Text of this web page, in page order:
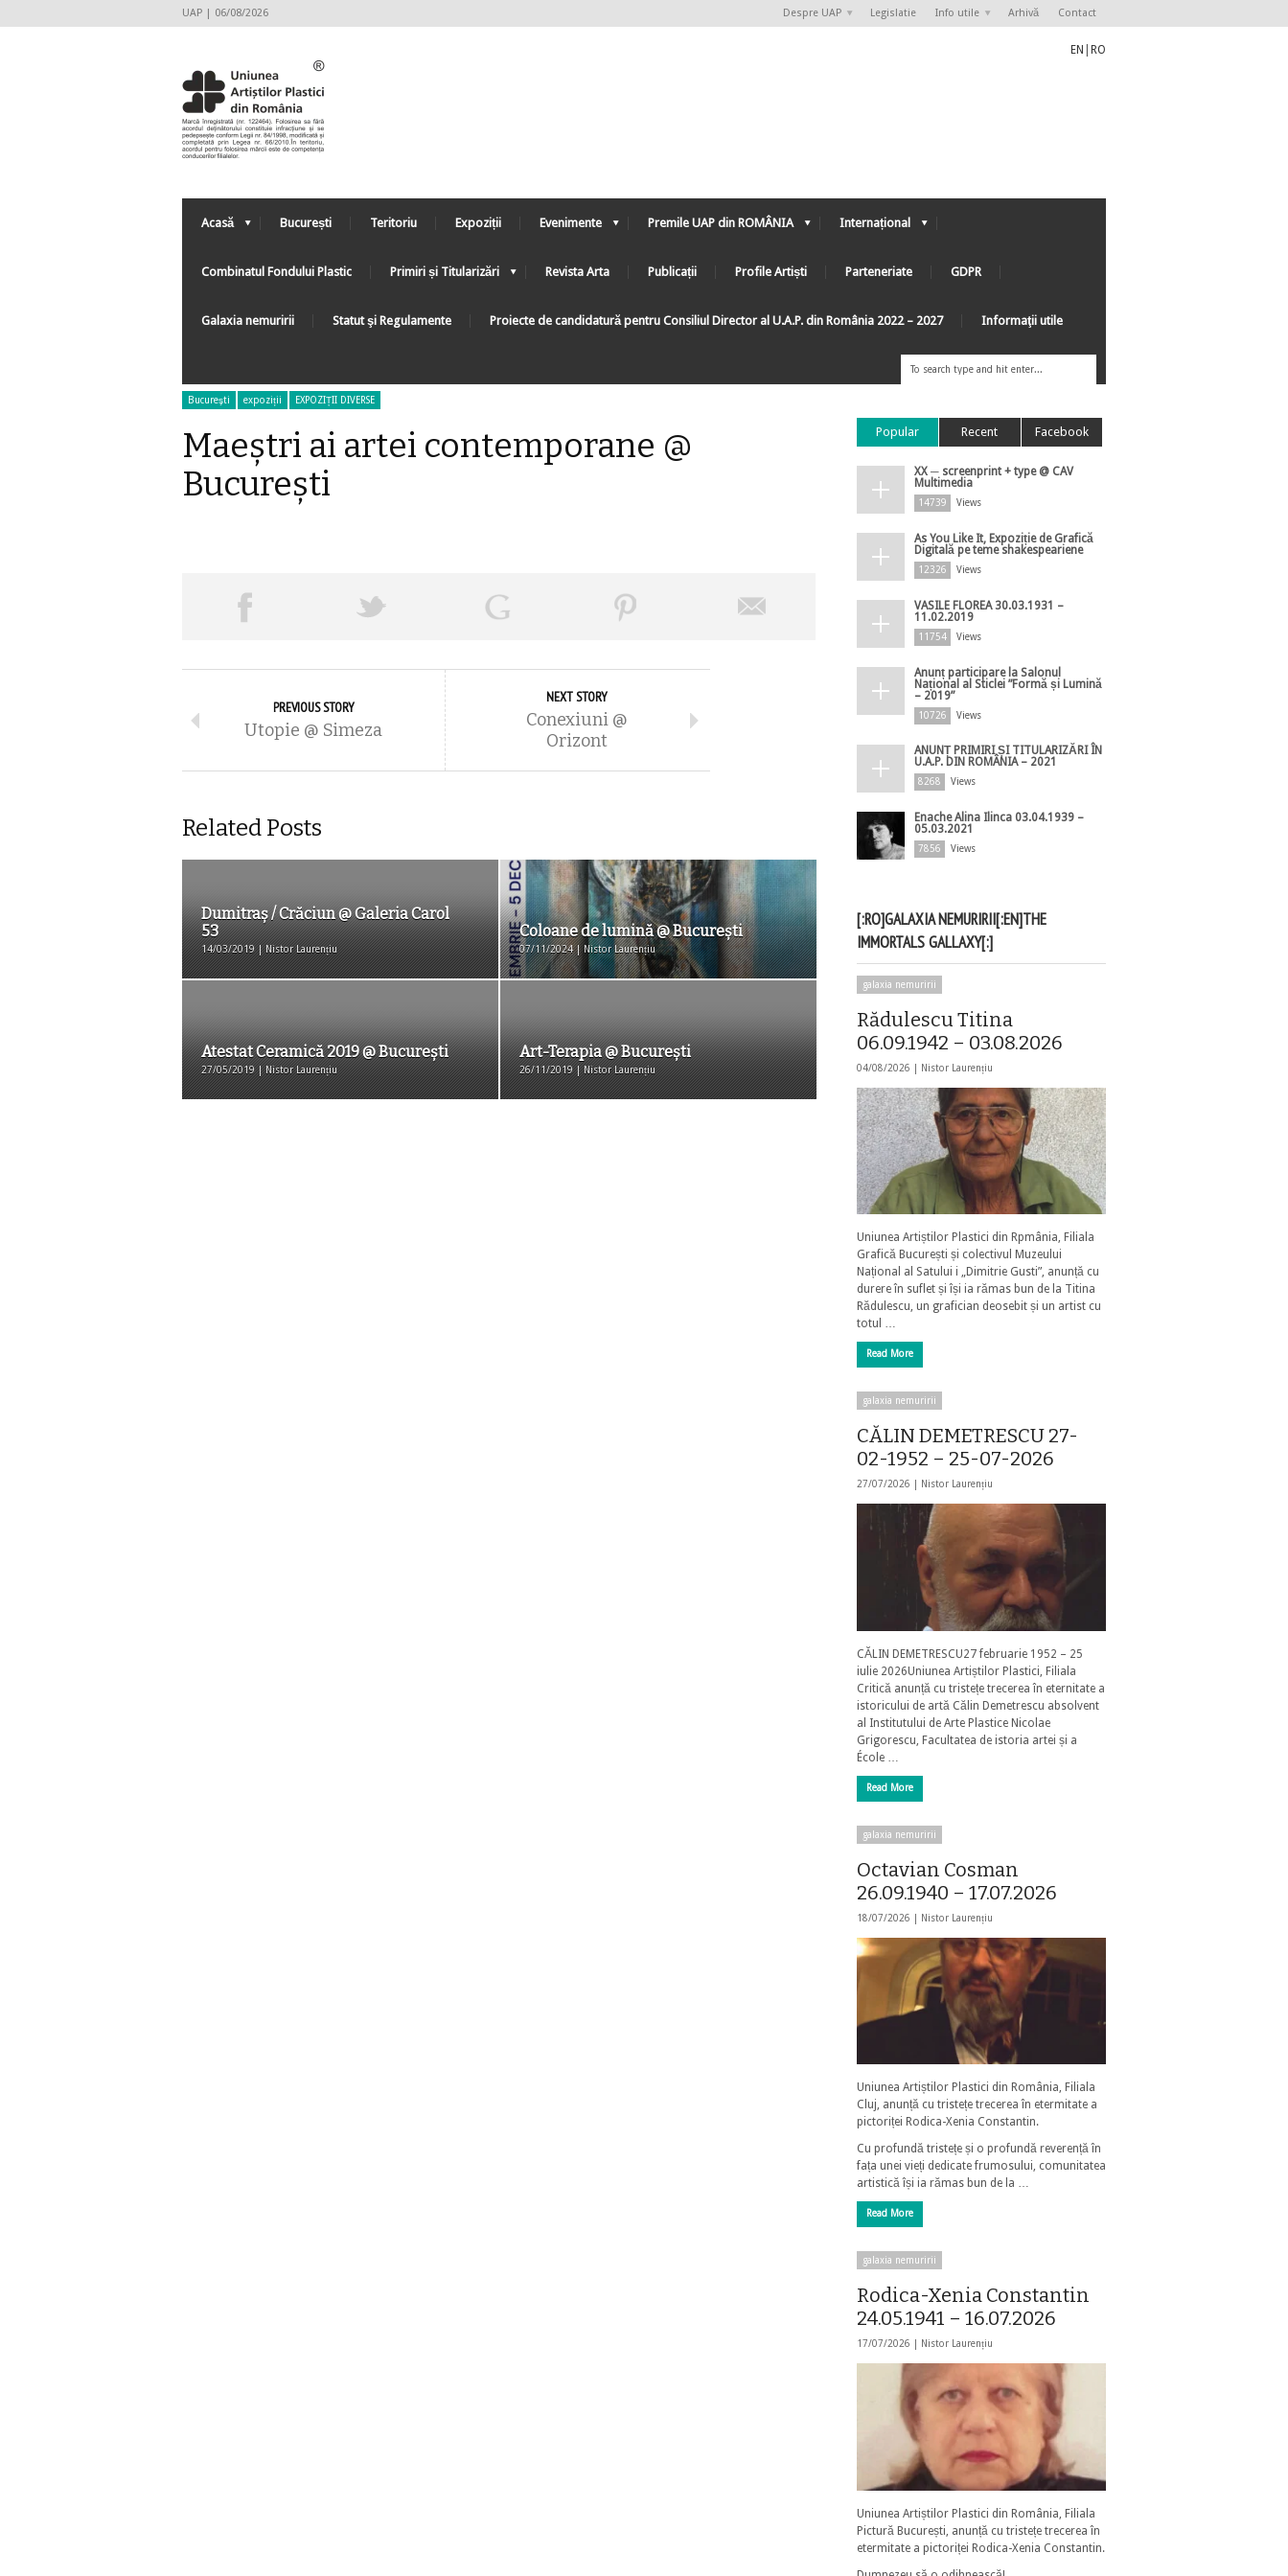
UAP | 06/08/2026 Despre UAP Legislatie Info utile Arhivă Contact
EN RO
Acasă București Teritoriu Expoziții Evenimente Premile UAP din ROMÂNIA Internațional
Combinatul Fondului Plastic Primiri și Titularizări Revista Arta Publicații Profile Artiști Parteneriate GDPR
Galaxia nemuririi Statut şi Regulamente Proiecte de candidatură pentru Consiliul Director al U.A.P. din România 2022 – 2027 Informaţii utile
Bucureşti expoziții EXPOZIȚII DIVERSE
Maeștri ai artei contemporane @
București
PREVIOUS STORY
Utopie @ Simeza
NEXT STORY
Conexiuni @
Orizont
Related Posts
Dumitraș / Crăciun @ Galeria Carol
53
14/03/2019 | Nistor Laurențiu
Coloane de lumină @ Bucureşti
07/11/2024 | Nistor Laurențiu
Atestat Ceramică 2019 @ București
27/05/2019 | Nistor Laurențiu
Art-Terapia @ București
26/11/2019 | Nistor Laurențiu
Popular Recent Facebook
XX ─ screenprint + type @ CAV
Multimedia
14739 Views
As You Like It, Expoziție de Grafică
Digitală pe teme shakespeariene
12326 Views
VASILE FLOREA 30.03.1931 –
11.02.2019
11754 Views
Anunț participare la Salonul
Național al Sticlei ”Formă și Lumină
– 2019”
10726 Views
ANUNȚ PRIMIRI ȘI TITULARIZĂRI ÎN
U.A.P. DIN ROMÂNIA – 2021
8268 Views
Enache Alina Ilinca 03.04.1939 –
05.03.2021
7856 Views
[:RO]GALAXIA NEMURIRII[:EN]THE
IMMORTALS GALLAXY[:]
galaxia nemuririi
Rădulescu Titina
06.09.1942 – 03.08.2026
04/08/2026 | Nistor Laurențiu
Uniunea Artiștilor Plastici din Rpmânia, Filiala
Grafică București și colectivul Muzeului
Național al Satului i „Dimitrie Gusti”, anunță cu
durere în suflet și își ia rămas bun de la Titina
Rădulescu, un grafician deosebit și un artist cu
totul …
Read More
galaxia nemuririi
CĂLIN DEMETRESCU 27-
02-1952 – 25-07-2026
27/07/2026 | Nistor Laurențiu
CĂLIN DEMETRESCU27 februarie 1952 – 25
iulie 2026Uniunea Artiștilor Plastici, Filiala
Critică anunță cu tristețe trecerea în eternitate a
istoricului de artă Călin Demetrescu absolvent
al Institutului de Arte Plastice Nicolae
Grigorescu, Facultatea de istoria artei și a
École …
Read More
galaxia nemuririi
Octavian Cosman
26.09.1940 – 17.07.2026
18/07/2026 | Nistor Laurențiu
Uniunea Artiștilor Plastici din România, Filiala
Cluj, anunță cu tristețe trecerea în etermitate a
pictoriței Rodica-Xenia Constantin.
Cu profundă tristețe și o profundă reverență în
fața unei vieți dedicate frumosului, comunitatea
artistică își ia rămas bun de la …
Read More
galaxia nemuririi
Rodica-Xenia Constantin
24.05.1941 – 16.07.2026
17/07/2026 | Nistor Laurențiu
Uniunea Artiștilor Plastici din România, Filiala
Pictură București, anunță cu tristețe trecerea în
etermitate a pictoriței Rodica-Xenia Constantin.